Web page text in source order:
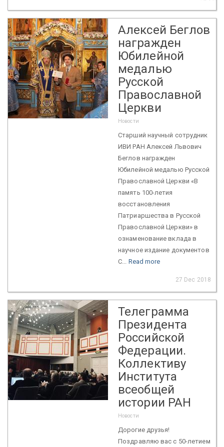
Алексей Беглов
награжден
Юбилейной
медалью
Русской
Православной
Церкви
Новости
Старший научный сотрудник
ИВИ РАН Алексей Львович
Беглов награжден
Юбилейной медалью Русской
Православной Церкви «В
память 100-летия
восстановления
Патриаршества в Русской
Православной Церкви» в
ознаменование вклада в
научное издание документов
С... Read more
27 Dec 2018
Телеграмма
Президента
Российской
Федерации.
Коллективу
Института
всеобщей
истории РАН
Новости
Дорогие друзья!
Поздравляю вас с 50-летием